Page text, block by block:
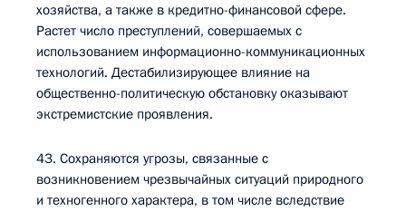
хозяйства, а также в кредитно-финансовой сфере.
Растет число преступлений, совершаемых с
использованием информационно-коммуникационных
технологий. Дестабилизирующее влияние на
общественно-политическую обстановку оказывают
экстремистские проявления.
43. Сохраняются угрозы, связанные с
возникновением чрезвычайных ситуаций природного
и техногенного характера, в том числе вследствие